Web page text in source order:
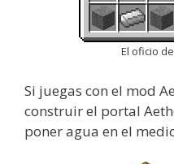
El oficio
Si juegas con el mod
construir el portal
poner agua en el